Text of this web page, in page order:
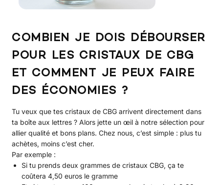
COMBIEN JE DOIS DÉBOURSER
POUR LES CRISTAUX DE CBG
ET COMMENT JE PEUX FAIRE
DES ÉCONOMIES ?
Tu veux que tes cristaux de CBG arrivent directement dans
ta boîte aux lettres ? Alors jette un œil à notre sélection pour
allier qualité et bons plans. Chez nous, c’est simple : plus tu
achètes, moins c’est cher.
Par exemple :
Si tu prends deux grammes de cristaux CBG, ça te
coûtera 4,50 euros le gramme